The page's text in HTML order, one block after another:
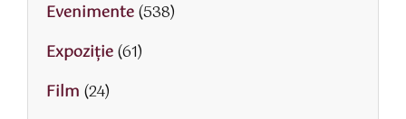
Evenimente(538)
Expoziție(61)
Film (24)